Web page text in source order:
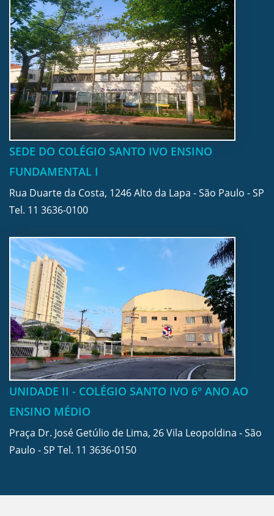
SEDE DO COLÉGIO SANTO IVO ENSINO
FUNDAMENTAL I
Rua Duarte da Costa, 1246 Alto da Lapa - São Paulo - SP
Tel. 11 3636-0100
UNIDADE II - COLÉGIO SANTO IVO 6º ANO AO
ENSINO MÉDIO
Praça Dr. José Getúlio de Lima, 26 Vila Leopoldina - São
Paulo - SP Tel. 11 3636-0150